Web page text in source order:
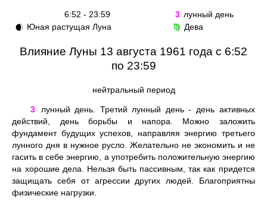
6:52 - 23:59 3 лунный день
🌒 Юная растущая Луна ♍ Дева
Влияние Луны 13 августа 1961 года с 6:52
по 23:59
нейтральный период
3
лунный день. Третий лунный день - день активных
действий, день борьбы и напора. Можно заложить
фундамент будущих успехов, направляя энергию третьего
лунного дня в нужное русло. Желательно не экономить и не
гасить в себе энергию, а употребить положительную энергию
на хорошие дела. Нельзя быть пассивным, так как придется
защищать себя от агрессии других людей. Благоприятны
физические нагрузки.